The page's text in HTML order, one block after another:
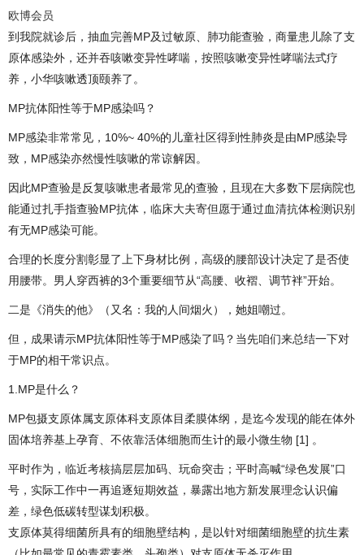
欧博会员
到我院就诊后，抽血完善MP及过敏原、肺功能查验，商量患儿除了支
原体感染外，还并吞咳嗽变异性哮喘，按照咳嗽变异性哮喘法式疗
养，小华咳嗽透顶颐养了。
MP抗体阳性等于MP感染吗？
MP感染非常常见，10%~ 40%的儿童社区得到性肺炎是由MP感染导
致，MP感染亦然慢性咳嗽的常谅解因。
因此MP查验是反复咳嗽患者最常见的查验，且现在大多数下层病院也
能通过扎手指查验MP抗体，临床大夫寄但愿于通过血清抗体检测识别
有无MP感染可能。
合理的长度分割彰显了上下身材比例，高级的腰部设计决定了是否使
用腰带。男人穿西裤的3个重要细节从“高腰、收褶、调节袢”开始。
二是《消失的他》（又名：我的人间烟火），她姐嘲过。
但，成果请示MP抗体阳性等于MP感染了吗？当先咱们来总结一下对
于MP的相干常识点。
1.MP是什么？
MP包摄支原体属支原体科支原体目柔膜体纲，是迄今发现的能在体外
固体培养基上孕育、不依靠活体细胞而生计的最小微生物 [1] 。
平时作为，临近考核搞层层加码、玩命突击；平时高喊“绿色发展”口
号，实际工作中一再追逐短期效益，暴露出地方新发展理念认识偏
差，绿色低碳转型谋划积极。
支原体莫得细菌所具有的细胞壁结构，是以针对细菌细胞壁的抗生素